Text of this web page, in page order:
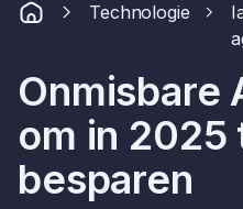
Technologie
Onmisbare
om in 2025
besparen